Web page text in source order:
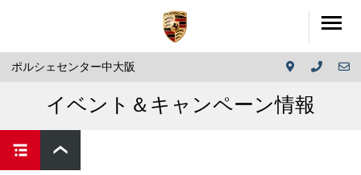
ポルシェセンター中大阪
イベント＆キャンペーン情報